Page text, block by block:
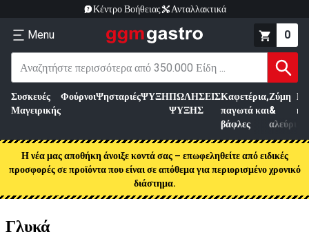
Κέντρο Βοήθειας Ανταλλακτικά
Menu 0
Συσκευές
Μαγειρικής
ΦούρνοιΨησταριέςΨΥΞΗΠΩΛΗΣΕΙΣ
ΨΥΞΗΣ
Καφετέρια,
παγωτά και
βάφλες
Ζύμη
&
αλεύρι
Η νέα μας αποθήκη άνοιξε κοντά σας – επωφεληθείτε από ειδικές
προσφορές σε προϊόντα που είναι σε απόθεμα για περιορισμένο χρονικό
διάστημα.
Γλυκά